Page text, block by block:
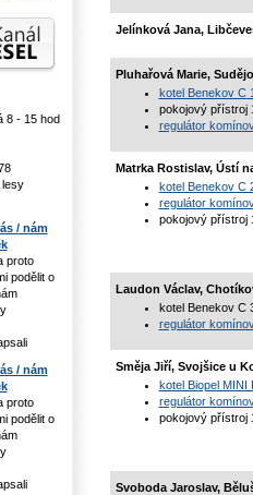
8 - 15 hod
lesy
/ nám
proto
podělit o
/ nám
proto
podělit o
Jelínková Jana,
Pluhařová Marie,
kotel Benekov C
pokojový přístroj
regulátor
Matrka Rostislav, Ústí
kotel Benekov C
regulátor
pokojový přístroj
Laudon Václav,
kotel Benekov C
regulátor
Směja Jiří, Svojšice u
kotel Biopel MINI
regulátor
pokojový přístroj
Svoboda Jaroslav,